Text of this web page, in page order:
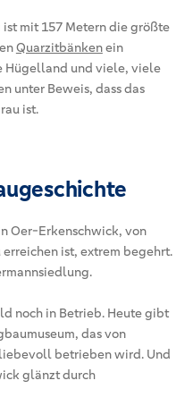
mit 157 Metern die größte
Quarzitbänkenein
Hügelland und viele, viele
unter Beweis, dass das
ist.
Oer-Erkenschwick, von
ist, extrem begehrt.
noch in Betrieb. Heute gibt
das von
betrieben wird. Und
glänzt durch